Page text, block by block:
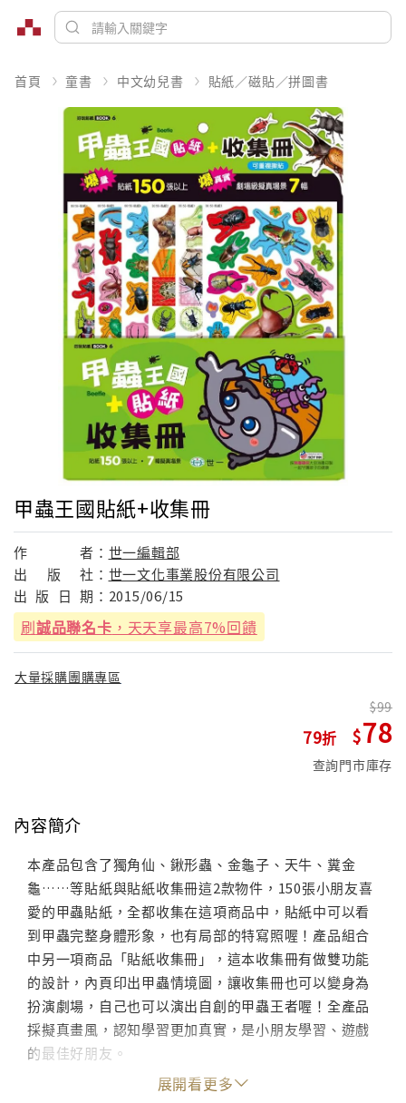
首頁 童書 中文幼兒書 貼紙／磁貼／拼圖書
甲蟲王國貼紙+收集冊
作 者： 世一編輯部
出
版 社： 世一文化事業股份有限公司
出 版 日 期： 2015/06/15
刷誠品聯名卡 ，天天享最高7%回饋
大量採購團購專區
79
99
78
查詢門市庫存
內容簡介
本產品包含了獨角仙、鍬形蟲、金龜子、天牛、糞金
龜……等貼紙與貼紙收集冊這2款物件，150張小朋友喜
愛的甲蟲貼紙，全都收集在這項商品中，貼紙中可以看
到甲蟲完整身體形象，也有局部的特寫照喔！產品組合
中另一項商品「貼紙收集冊」，這本收集冊有做雙功能
的設計，內頁印出甲蟲情境圖，讓收集冊也可以變身為
扮演劇場，自己也可以演出自創的甲蟲王者喔！全產品
採擬真畫風，認知學習更加真實，是小朋友學習、遊戲
的最佳好朋友。
展開看更多